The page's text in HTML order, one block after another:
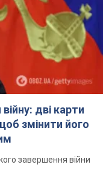
дві карти
змінити його
завершення війни